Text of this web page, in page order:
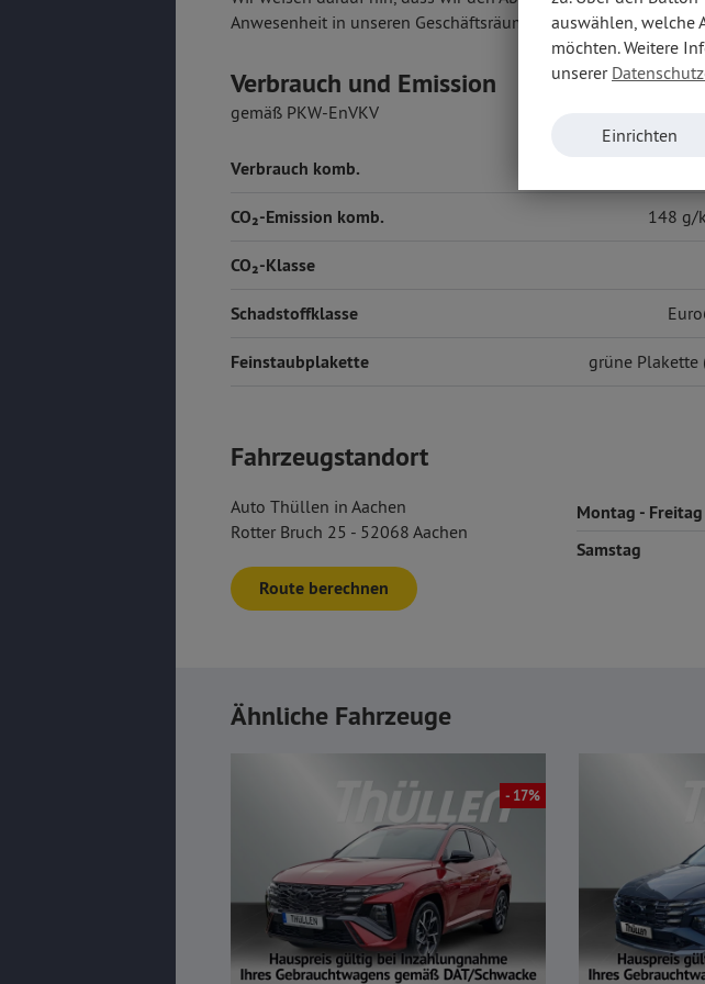
Anwesenheit in unseren Geschäftsräumen anbieten.
Verbrauch und Emission
gemäß PKW-EnVKV
Verbrauch komb.
CO₂-Emission komb. 148 g/
CO₂-Klasse
Schadstoffklasse
Feinstaubplakette grüne Plakette
Fahrzeugstandort
Auto Thüllen in Aachen
Rotter Bruch 25 - 52068 Aachen
Route berechnen
Montag - Freitag
Samstag
Ähnliche Fahrzeuge
- 17%
auswählen, welche
möchten. Weitere
unserer
Einrichten